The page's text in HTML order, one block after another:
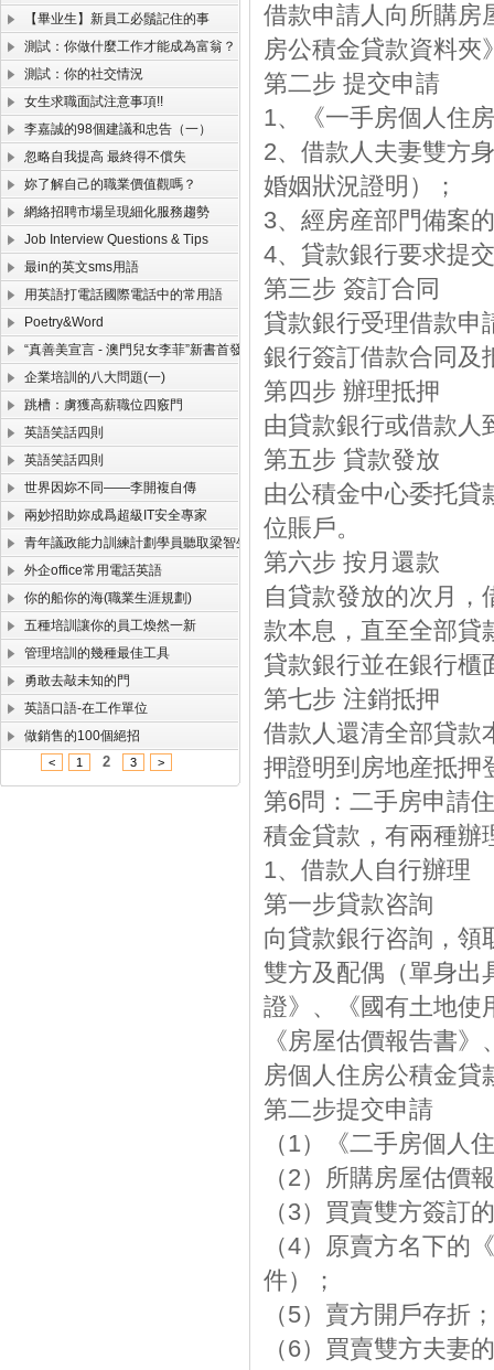
【畢业生】新員工必鬚記住的事
測試：你做什麼工作才能成為富翁？
測試：你的社交情況
女生求職面試注意事項!!
李嘉誠的98個建議和忠告（一）
忽略自我提高 最終得不償失
妳了解自己的職業價值觀嗎？
網絡招聘市場呈現細化服務趨勢
Job Interview Questions & Tips
最in的英文sms用語
用英語打電話國際電話中的常用語
Poetry&Word
“真善美宣言 - 澳門兒女李菲”新書首發式舉行
企業培訓的八大問題(一)
跳槽：虜獲高薪職位四竅門
英語笑話四則
英語笑話四則
世界因妳不同——李開複自傳
兩妙招助妳成爲超級IT安全專家
青年議政能力訓練計劃學員聽取梁智生講授澳門法制
外企office常用電話英語
你的船你的海(職業生涯規劃)
五種培訓讓你的員工煥然一新
管理培訓的幾種最佳工具
勇敢去敲未知的門
英語口語-在工作單位
做銷售的100個絕招
< 1 2 3 >
借款申請人向所購房
房公積金貸款資料夾
第二步 提交申請
1、《一手房個人住
2、借款人夫妻雙方
婚姻狀況證明）；
3、經房産部門備案
4、貸款銀行要求提
第三步 簽訂合同
貸款銀行受理借款申
銀行簽訂借款合同及
第四步 辦理抵押
由貸款銀行或借款人
第五步 貸款發放
由公積金中心委托貸
位賬戶。
第六步 按月還款
自貸款發放的次月，
款本息，直至全部貸
貸款銀行並在銀行櫃
第七步 注銷抵押
借款人還清全部貸款
押證明到房地産抵押
第6問：二手房申請
積金貸款，有兩種辦
1、借款人自行辦理
第一步貸款咨詢
向貸款銀行咨詢，領
雙方及配偶（單身出
證》、《國有土地使
《房屋估價報告書
房個人住房公積金貸
第二步提交申請
（1）《二手房個人
（2）所購房屋估價
（3）買賣雙方簽訂
（4）原賣方名下的
件）；
（5）賣方開戶存折；
（6）買賣雙方夫妻